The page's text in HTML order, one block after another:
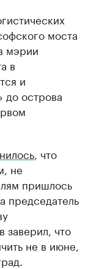
моста
мэрии
в
и
до острова
, что
не
пришлось
председатель
что
не в июне,